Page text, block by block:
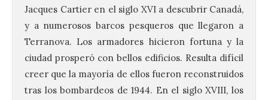
Jacques Cartier en el siglo XVI a descubrir Canadá,
y a numerosos barcos pesqueros que llegaron a
Terranova. Los armadores hicieron fortuna y la
ciudad prosperó con bellos edificios. Resulta difícil
creer que la mayoría de ellos fueron reconstruidos
tras los bombardeos de 1944. En el siglo XVIII, los